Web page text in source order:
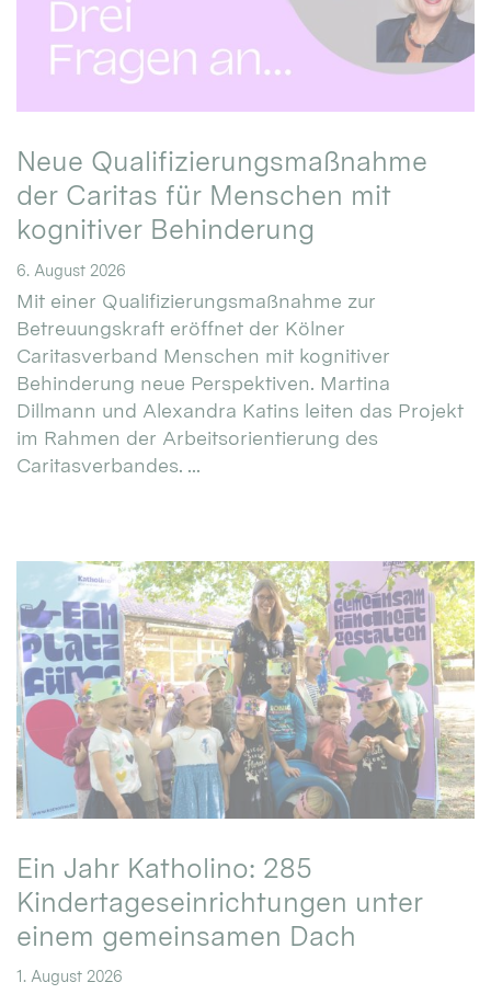
Neue Qualifizierungsmaßnahme
der Caritas für Menschen mit
kognitiver Behinderung
6. August 2026
Mit einer Qualifizierungsmaßnahme zur
Betreuungskraft eröffnet der Kölner
Caritasverband Menschen mit kognitiver
Behinderung neue Perspektiven. Martina
Dillmann und Alexandra Katins leiten das Projekt
im Rahmen der Arbeitsorientierung des
Caritasverbandes. ...
Ein Jahr Katholino: 285
Kindertageseinrichtungen unter
einem gemeinsamen Dach
1. August 2026